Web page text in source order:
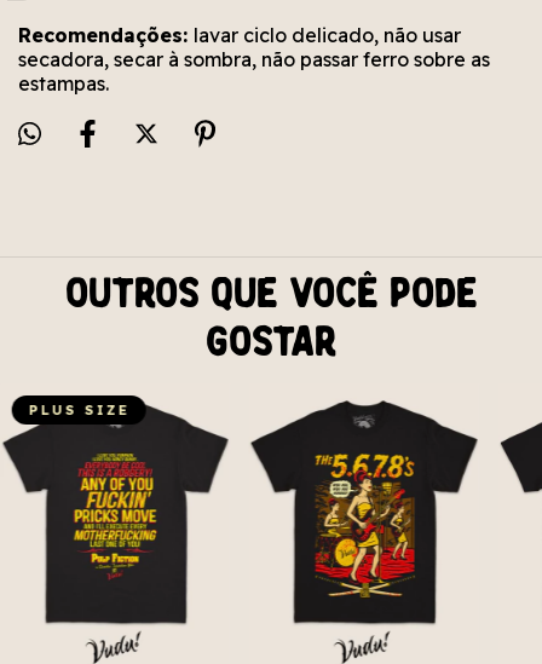
Recomendações: lavar ciclo delicado, não usar
secadora, secar à sombra, não passar ferro sobre as
estampas.
Outros que você pode
gostar
PLUS SIZE